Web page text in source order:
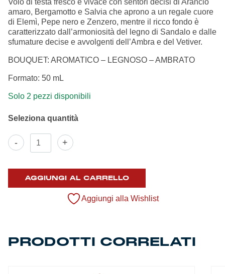
Summer Sale
Mare
Accessori
Outlet
Helan x Genoa
Isolani x Genoa
Gift Card Online Store
Volo di testa fresco e vivace con sentori decisi di Arancio
amaro, Bergamotto e Salvia che aprono a un regale cuore
di Elemì, Pepe nero e Zenzero, mentre il ricco fondo è
caratterizzato dall’armoniosità del legno di Sandalo e dalle
sfumature decise e avvolgenti dell’Ambra e del Vetiver.
BOUQUET: AROMATICO – LEGNOSO – AMBRATO
Formato: 50 mL
Solo 2 pezzi disponibili
-
Eau
quantità
+
AGGIUNGI AL CARRELLO
Aggiungi alla Wishlist
PRODOTTI CORRELATI